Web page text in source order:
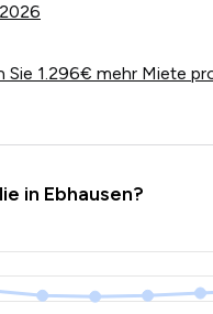
1.296€ mehr Miete
in Ebhausen?